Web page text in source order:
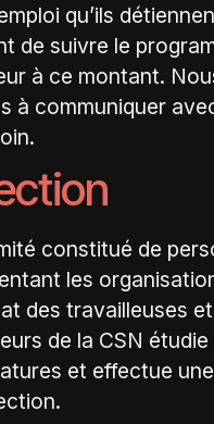
qu’ils
de suivre le
à ce montant.
à communiquer
constitué de
les
des travailleuses et
de la CSN étudie
et effectue une